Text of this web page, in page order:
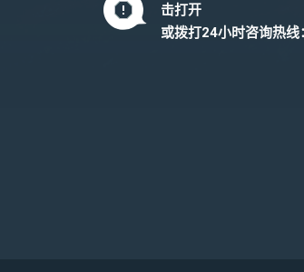
击打开
或拨打24小时咨询热线：